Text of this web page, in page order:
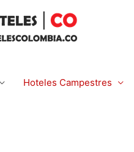
Hoteles Campestres